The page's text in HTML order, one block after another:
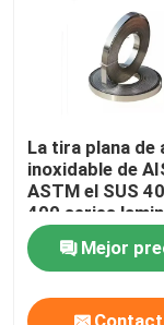
La tira plana de
inoxidable de
ASTM el SUS
400 series
laminado en
Mejor